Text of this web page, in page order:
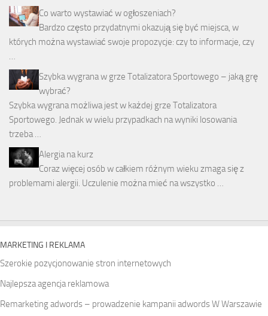
Co warto wystawiać w ogłoszeniach?
Bardzo często przydatnymi okazują się być miejsca, w
których można wystawiać swoje propozycje: czy to informacje, czy
…
Szybka wygrana w grze Totalizatora Sportowego – jaką grę
wybrać?
Szybka wygrana możliwa jest w każdej grze Totalizatora
Sportowego. Jednak w wielu przypadkach na wyniki losowania
trzeba …
Alergia na kurz
Coraz więcej osób w całkiem różnym wieku zmaga się z
problemami alergii. Uczulenie można mieć na wszystko …
MARKETING I REKLAMA
Szerokie pozycjonowanie stron internetowych
Najlepsza agencja reklamowa
Remarketing adwords – prowadzenie kampanii adwords W Warszawie